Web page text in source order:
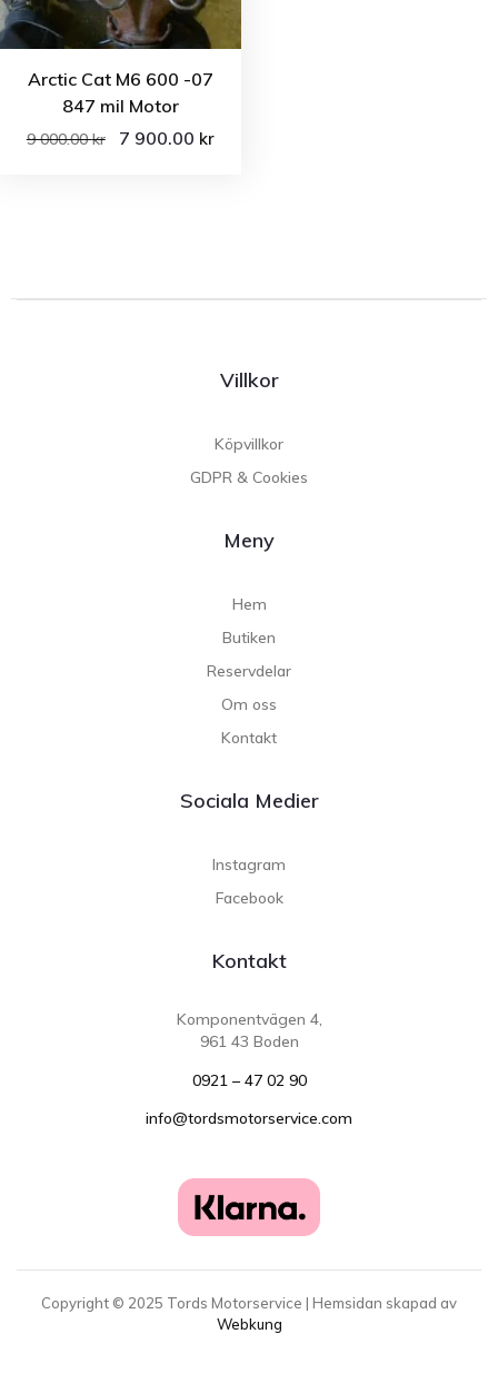
Arctic Cat M6 600 -07
847 mil Motor
9 000.00kr 7 900.00 kr
Villkor
Köpvillkor
GDPR & Cookies
Meny
Hem
Butiken
Reservdelar
Om oss
Kontakt
Sociala Medier
Instagram
Facebook
Kontakt
Komponentvägen 4,
961 43 Boden
0921 – 47 02 90
info@tordsmotorservice.com
Copyright © 2025 Tords Motorservice | Hemsidan skapad av
Webkung